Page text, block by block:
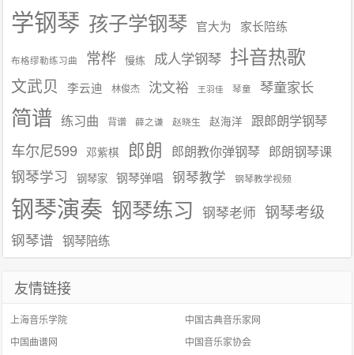
学钢琴 孩子学钢琴 官大为 家长陪练
布格缪勒练习曲 常桦 慢练 成人学钢琴 抖音热歌
文武贝 李云迪 林俊杰 沈文裕 王羽佳 琴童 琴童家长
简谱 练习曲 背谱 薛之谦 赵晓生 赵海洋 跟郎朗学钢琴
车尔尼599 邓紫棋 郎朗 郎朗教你弹钢琴 郎朗钢琴课
钢琴学习 钢琴家 钢琴弹唱 钢琴教学 钢琴教学视频
钢琴演奏 钢琴练习 钢琴老师 钢琴考级
钢琴谱 钢琴陪练
友情链接
上海音乐学院
中国古典音乐家网
中国曲谱网
中国音乐家协会